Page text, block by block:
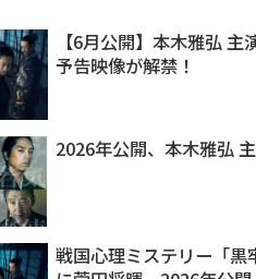
【6月公開】本木雅弘
予告映像が解禁！
2026年公開、本木雅弘
戦国心理ミステリー「